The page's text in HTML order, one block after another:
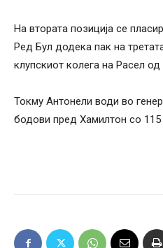
На втората позиција се
Ред Бул додека пак на
клупскиот колега на Расел
Токму Антонели води во
бодови пред Хамилтон со 115